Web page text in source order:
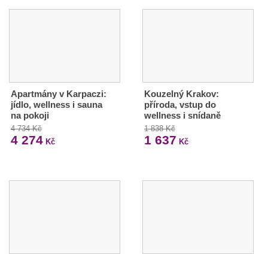
Apartmány v Karpaczi:
jídlo, wellness i sauna
na pokoji
4 734 Kč
4 274 Kč
Kouzelný Krakov:
příroda, vstup do
wellness i snídaně
1 838 Kč
1 637 Kč